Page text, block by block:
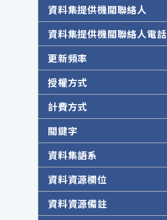
資料集提供機關聯絡人
資料集提供機關聯絡人電話
更新頻率
授權方式
計費方式
關鍵字
資料集語系
資料資源欄位
資料資源備註